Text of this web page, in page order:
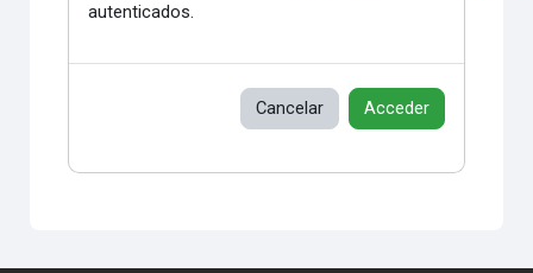
autenticados.
Cancelar Acceder